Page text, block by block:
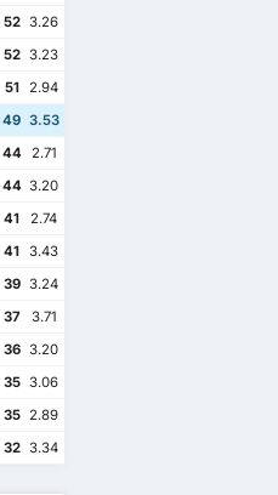
52 3.26
52 3.23
51
2.94
49 3.53
44 2.71
44 3.20
41
2.74
41 3.43
39 3.24
37
3.71
36 3.20
35 3.06
35 2.89
32 3.34